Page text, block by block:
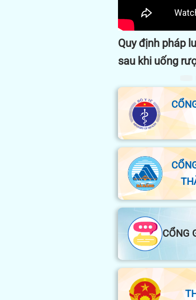
Quy định pháp luật về không được lái xe